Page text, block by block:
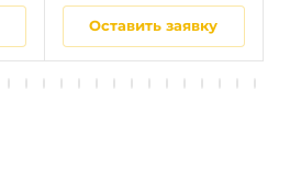
Оставить заявку